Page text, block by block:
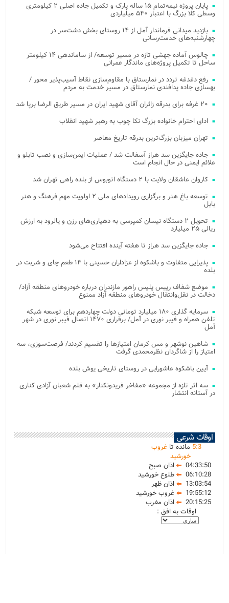
پایان پروژه نیمه‌تمام ۱۵ ساله پارک و تکمیل جاده اصلی ۲ کیلومتری
وسطی کلا بزرگ با اعتبار ۵۴۰ میلیاردی
بازدید میدانی فرماندار آمل از ۱۴ روستای بخش دشت‌سر در
چهارشنبه‌های خدمت‌رسانی
چالوس آماده جهشی تازه در مسیر توسعه/ از ساماندهی ۱۴ کیلومتر
ساحل تا تکمیل پروژه‌های ماندگار عمرانی
رفع دغدغه تردد در نمارستاق با مقاوم‌سازی نقاط آسیب‌پذیر محور /
بهسازی جاده پدافندی نمارستاق در مسیر خدمت به مردم
۲۰ غرفه برای بدرقه زائران آقای شهید ایران در مسیر طریق الرضا برپا شد
ادای احترام خانواده بزرگ نکا چوب به رهبر شهید انقلاب
تهران میزبان بزرگ‌ترین بدرقه تاریخ معاصر
جاده جایگزین سد هراز آسفالت شد / عملیات ایمن‌سازی و نصب تابلو و
علائم ایمنی در حال انجام است
کاروان عاشقان ولایت با ۲ دستگاه اتوبوس از بلده راهی تهران شد
توسعه باغ هنر و برگزاری رویدادهای ملی ۲ اولویت مهم فرهنگ و هنر
بابل
تحویل ۲ دستگاه نیسان کمپرسی به دهیاری‌های رزن و یالرود به ارزش
ریالی ۲۵ میلیارد
جاده جایگزین سد هراز تا هفته آینده افتتاح می‌شود
پذیرایی متفاوت و باشکوه از عزاداران حسینی با ۱۴ طعم چای و شربت در
بلده
موضع شفاف رییس پلیس راهور مازندران درباره خودروهای منطقه آزاد/
دخالت در نقل‌وانتقال خودروهای منطقه آزاد ممنوع
سرمایه گذاری ۱۸۰ میلیارد تومانی دولت چهاردهم برای توسعه شبکه
تلفن همراه و فیبر نوری در آمل/ برقراری ۱۴۷۰ اتصال فیبر نوری در شهر
آمل
شاهین نوشهر و مس کرمان امتیازها را تقسیم کردند/ فرصت‌سوزی، سه
امتیاز را از شاگردان نظرمحمدی گرفت
آیین باشکوه عاشورایی در روستای تاریخی یوش بلده
سه اثر تازه از مجموعه «مفاخر فریدونکنار» به قلم شعبان آزادی کناری
در آستانه انتشار
اوقات شرعی
5:3 مانده تا غروب
خورشید
04:33:50
اذان صبح
06:10:28
طلوع خورشید
13:03:54
اذان ظهر
19:55:12
غروب خورشید
20:15:25
اذان مغرب
اوقات به افق :